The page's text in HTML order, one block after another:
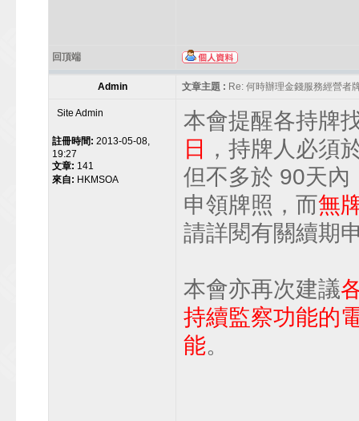
回頂端
Admin 文章主題 : Re: 何時辦理金錢服務經營者
Site Admin
註冊時間: 2013-05-08,
19:27
文章: 141
來自: HKMSOA
本會提醒各持牌
日 ，持牌人必須
但不多於 90天內
申領牌照，而無
請詳閱有關續期
本會亦再次建議
持續監察功能的
能。